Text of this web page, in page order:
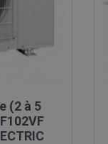
(2 à 5